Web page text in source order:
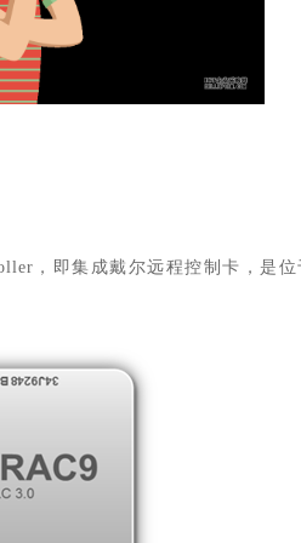
，即集成戴尔远程控制卡，是位